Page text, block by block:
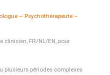
– Psychothérapeute –
clinicien, FR/NL/EN, pour
plusieurs périodes complexes